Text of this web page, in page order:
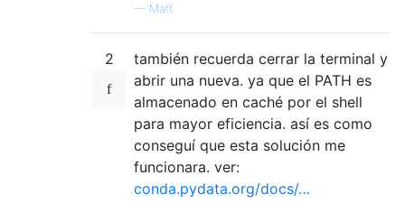
— Matt
2
también recuerda cerrar la terminal y
abrir una nueva. ya que el PATH es
almacenado en caché por el shell
para mayor eficiencia. así es como
conseguí que esta solución me
funcionara. ver:
conda.pydata.org/docs/…